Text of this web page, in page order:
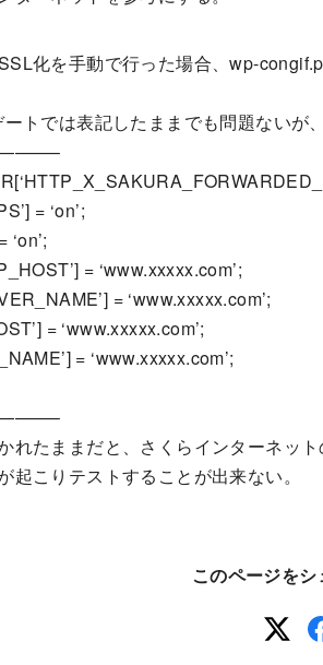
化を手動で行った場合、wp-
トでは表記したままでも問題ないが
= ‘on’;
‘on’;
= ‘www.xxxxx.com’;
= ‘www.xxxxx.com’;
= ‘www.xxxxx.com’;
= ‘www.xxxxx.com’;
れたままだと、さくらインターネッ
起こりテストすることが出来ない。
このページをシ